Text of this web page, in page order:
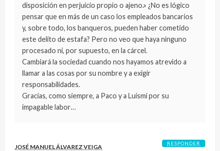
disposición en perjuicio propio o ajeno.» ¿No es lógico
pensar que en más de un caso los empleados bancarios
y, sobre todo, los banqueros, pueden haber cometido
este delito de estafa? Pero no veo que haya ninguno
procesado ni, por supuesto, en la cárcel.
Cambiará la sociedad cuando nos hayamos atrevido a
llamar a las cosas por su nombre y a exigir
responsabilidades.
Gracias, como siempre, a Paco y a Luismi por su
impagable labor…
JOSÉ MANUEL ÁLVAREZ VEIGA
RESPONDER